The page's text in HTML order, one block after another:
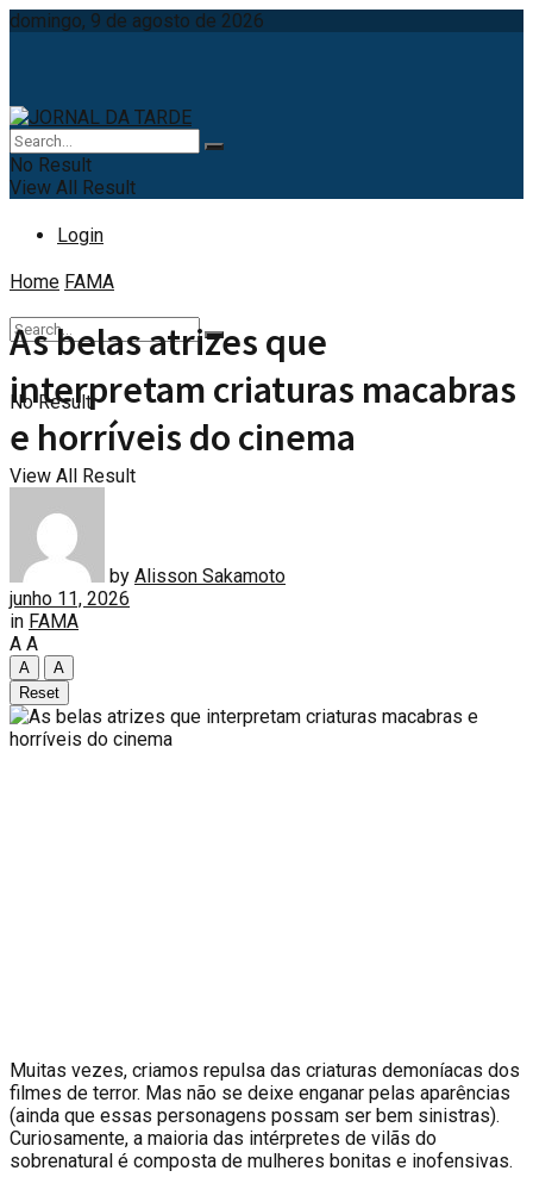
domingo, 9 de agosto de 2026
Login
No Result
View All Result
No Result
View All Result
Home FAMA
As belas atrizes que
interpretam criaturas macabras
e horríveis do cinema
by Alisson Sakamoto
junho 11, 2026
in FAMA
A A
A
A
Reset
Muitas vezes, criamos repulsa das criaturas demoníacas dos
filmes de terror. Mas não se deixe enganar pelas aparências
(ainda que essas personagens possam ser bem sinistras).
Curiosamente, a maioria das intérpretes de vilãs do
sobrenatural é composta de mulheres bonitas e inofensivas.